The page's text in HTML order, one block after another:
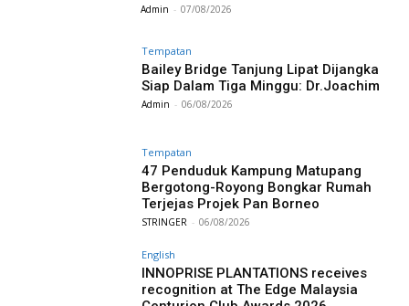
Admin - 07/08/2026
Tempatan
Bailey Bridge Tanjung Lipat Dijangka
Siap Dalam Tiga Minggu: Dr.Joachim
Admin - 06/08/2026
Tempatan
47 Penduduk Kampung Matupang
Bergotong-Royong Bongkar Rumah
Terjejas Projek Pan Borneo
STRINGER - 06/08/2026
English
INNOPRISE PLANTATIONS receives
recognition at The Edge Malaysia